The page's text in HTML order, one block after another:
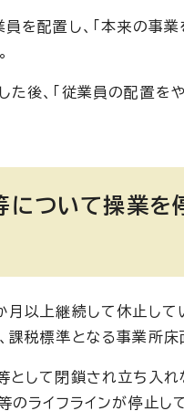
配置し、「本来の事業
後、「従業員の配置を
ついて操業を
上継続して休止して
税標準となる事業所床
として閉鎖され立ち入
のライフラインが停止